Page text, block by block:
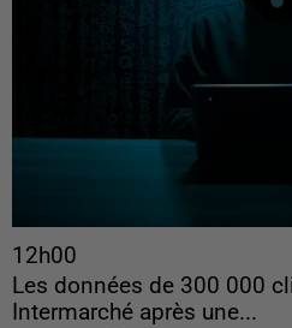
12h00
Les données de 300 000
Intermarché après une...